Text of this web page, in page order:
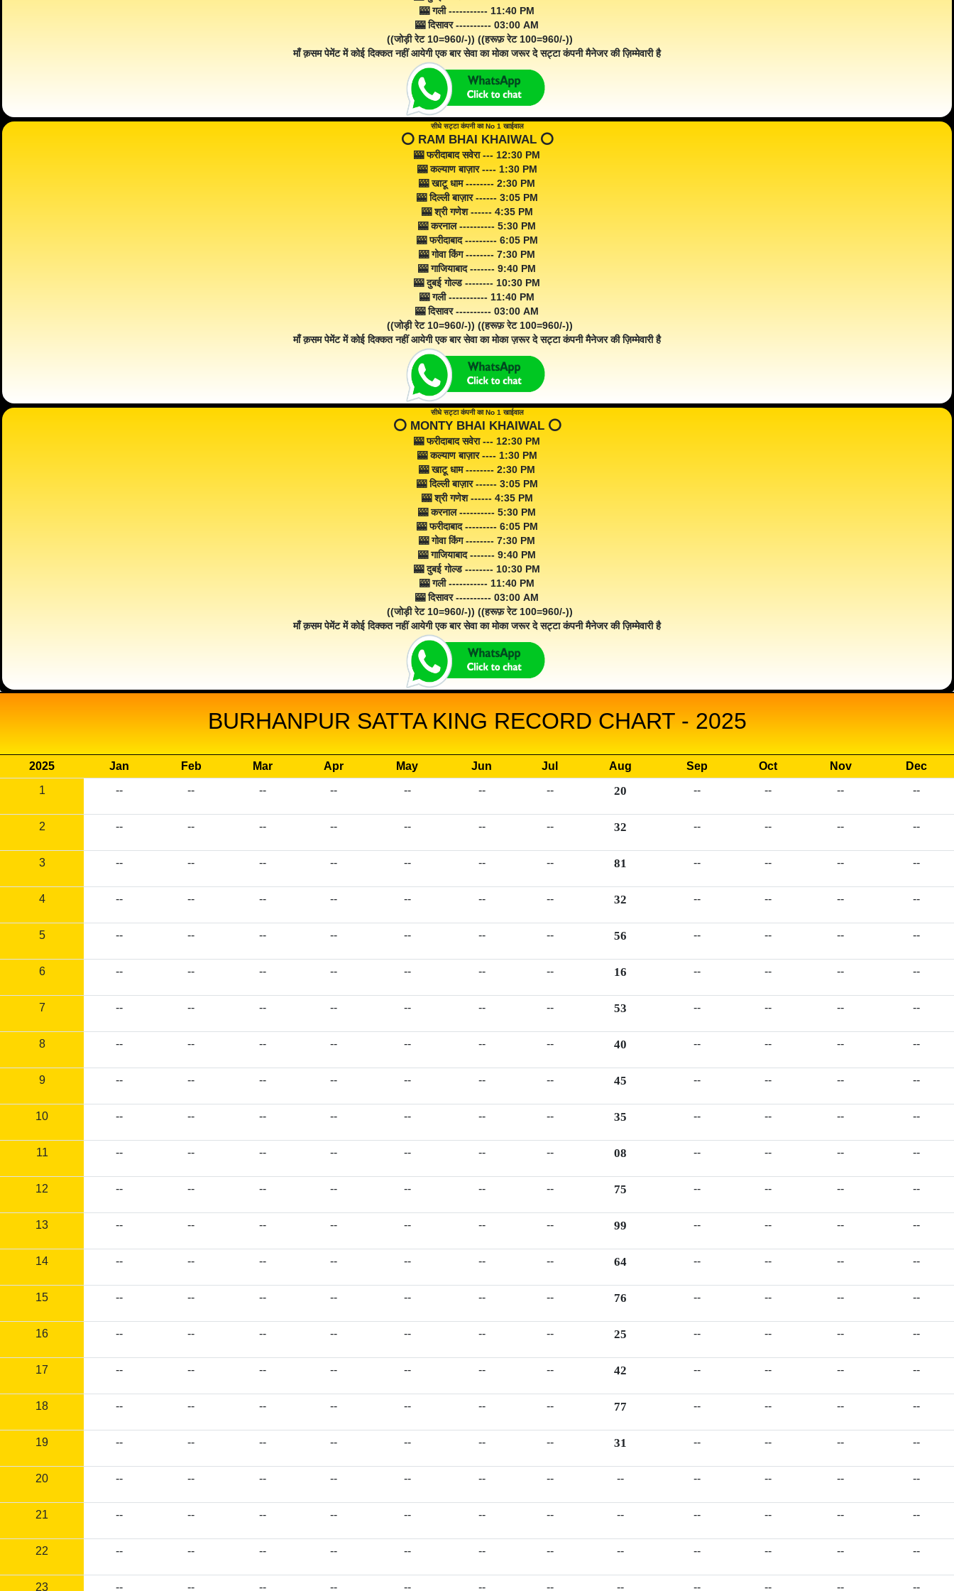
🎰 गली ----------- 11:40 PM
🎰 दिसावर ---------- 03:00 AM
((जोड़ी रेट 10=960/-)) ((हरूफ़ रेट 100=960/-))
माँ क़सम पेमेंट में कोई दिक्कत नहीं आयेगी एक बार सेवा का मोका जरूर दे सट्टा कंपनी मैनेजर की ज़िम्मेवारी है
सीधे सट्टा कंपनी का No 1 खाईवाल
⭕️ RAM BHAI KHAIWAL ⭕️
🎰 फरीदाबाद सवेरा --- 12:30 PM
🎰 कल्याण बाज़ार ---- 1:30 PM
🎰 खाटू धाम -------- 2:30 PM
🎰 दिल्ली बाज़ार ------ 3:05 PM
🎰 श्री गणेश ------ 4:35 PM
🎰 करनाल ---------- 5:30 PM
🎰 फरीदाबाद --------- 6:05 PM
🎰 गोवा किंग -------- 7:30 PM
🎰 गाजियाबाद ------- 9:40 PM
🎰 दुबई गोल्ड -------- 10:30 PM
🎰 गली ----------- 11:40 PM
🎰 दिसावर ---------- 03:00 AM
((जोड़ी रेट 10=960/-)) ((हरूफ़ रेट 100=960/-))
माँ क़सम पेमेंट में कोई दिक्कत नहीं आयेगी एक बार सेवा का मोका ज़रूर दे सट्टा कंपनी मैनेजर की ज़िम्मेवारी है
सीधे सट्टा कंपनी का No 1 खाईवाल
⭕️ MONTY BHAI KHAIWAL ⭕️
🎰 फरीदाबाद सवेरा --- 12:30 PM
🎰 कल्याण बाज़ार ---- 1:30 PM
🎰 खाटू धाम -------- 2:30 PM
🎰 दिल्ली बाज़ार ------ 3:05 PM
🎰 श्री गणेश ------ 4:35 PM
🎰 करनाल ---------- 5:30 PM
🎰 फरीदाबाद --------- 6:05 PM
🎰 गोवा किंग -------- 7:30 PM
🎰 गाजियाबाद ------- 9:40 PM
🎰 दुबई गोल्ड -------- 10:30 PM
🎰 गली ----------- 11:40 PM
🎰 दिसावर ---------- 03:00 AM
((जोड़ी रेट 10=960/-)) ((हरूफ़ रेट 100=960/-))
माँ क़सम पेमेंट में कोई दिक्कत नहीं आयेगी एक बार सेवा का मोका जरूर दे सट्टा कंपनी मैनेजर की ज़िम्मेवारी है
BURHANPUR SATTA KING RECORD CHART - 2025
2025 Jan Feb Mar Apr May Jun Jul Aug Sep Oct Nov
Dec
1
-- -- -- -- -- -- -- 20 -- -- -- --
2 -- -- -- -- -- -- -- 32 -- -- -- --
3 -- -- -- -- -- -- -- 81 -- -- -- --
4 -- -- -- -- -- -- -- 32 -- -- -- --
5 -- -- -- -- -- -- -- 56 -- -- -- --
6 -- -- -- -- -- -- -- 16 -- -- -- --
7 -- -- -- -- -- -- -- 53 -- -- -- --
8 -- -- -- -- -- -- -- 40 -- -- -- --
9 -- -- -- -- -- -- -- 45 -- -- -- --
10 -- -- -- -- -- -- -- 35 -- -- -- --
11 -- -- -- -- -- -- -- 08 -- -- -- --
12 -- -- -- -- -- -- -- 75 -- -- -- --
13 -- -- -- -- -- -- -- 99 -- -- -- --
14 -- -- -- -- -- -- -- 64 -- -- -- --
15 -- -- -- -- -- -- -- 76 -- -- -- --
16 -- -- -- -- -- -- -- 25 -- -- -- --
17 -- -- -- -- -- -- -- 42 -- -- -- --
18 -- -- -- -- -- -- -- 77 -- -- -- --
19 -- -- -- -- -- -- -- 31 -- -- -- --
20 -- -- -- -- -- -- -- -- -- -- -- --
21 -- -- -- -- -- -- -- -- -- -- -- --
22 -- -- -- -- -- -- -- -- -- -- -- --
23 -- -- -- -- -- -- -- -- -- -- -- --